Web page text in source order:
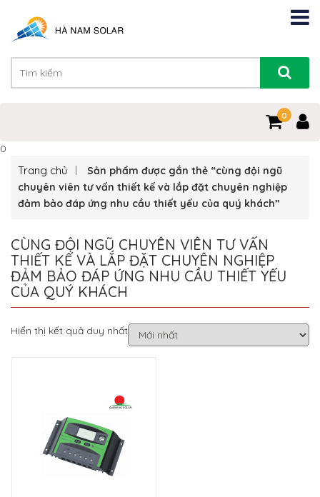
0
0
Trang chủ
Sản phẩm được gắn thẻ “cùng đội ngũ
chuyên viên tư vấn thiết kế và lắp đặt chuyên nghiệp
đảm bảo đáp ứng nhu cầu thiết yếu của quý khách”
CÙNG ĐỘI NGŨ CHUYÊN VIÊN TƯ VẤN
THIẾT KẾ VÀ LẮP ĐẶT CHUYÊN NGHIỆP
ĐẢM BẢO ĐÁP ỨNG NHU CẦU THIẾT YẾU
CỦA QUÝ KHÁCH
Hiển thị kết quả duy nhất